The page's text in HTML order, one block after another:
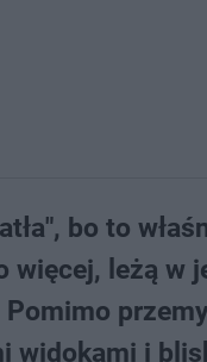
bo to
więcej, leżą w
widokami i